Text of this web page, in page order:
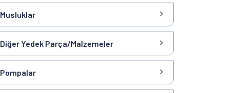
Musluklar
Diğer Yedek Parça/Malzemeler
Pompalar